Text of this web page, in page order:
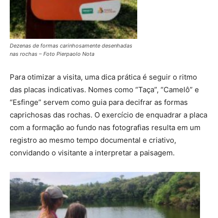
Dezenas de formas carinhosamente desenhadas
nas rochas – Foto Pierpaolo Nota
Para otimizar a visita, uma dica prática é seguir o ritmo
das placas indicativas. Nomes como “Taça”, “Camelô” e
“Esfinge” servem como guia para decifrar as formas
caprichosas das rochas. O exercício de enquadrar a placa
com a formação ao fundo nas fotografias resulta em um
registro ao mesmo tempo documental e criativo,
convidando o visitante a interpretar a paisagem.